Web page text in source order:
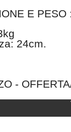
E PESO
24cm.
-